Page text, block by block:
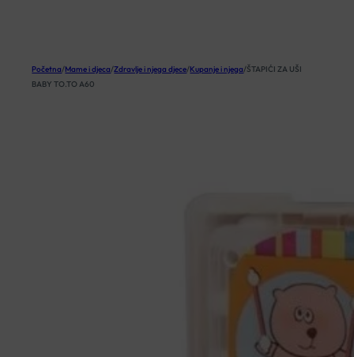
Početna/Mame i djeca/Zdravlje i njega djece/Kupanje i njega/ŠTAPIĆI ZA UŠI
BABY TO.TO A60